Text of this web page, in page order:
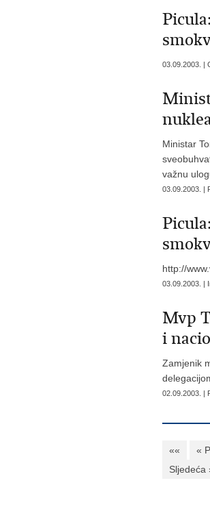
03.09.2003. |
Ministar
važnu
03.09.2003. |
http://
03.09.2003. |
Mvp
i
Zamjenik
02.09.2003. |
«« «
Sljedeća